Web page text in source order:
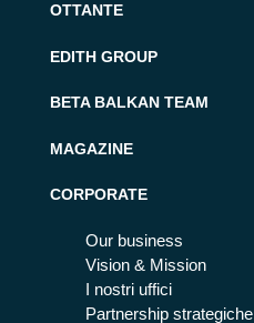
OTTANTE
EDITH GROUP
BETA BALKAN TEAM
MAGAZINE
CORPORATE
Our business
Vision & Mission
I nostri uffici
Partnership strategiche